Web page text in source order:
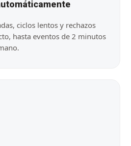
ciclos lentos y rechazos
hasta eventos de 2 minutos